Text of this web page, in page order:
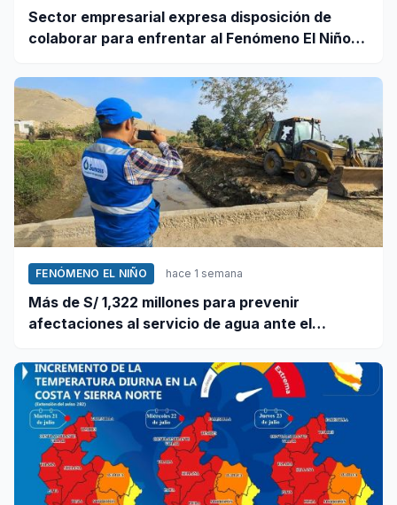
Sector empresarial expresa disposición de
colaborar para enfrentar al Fenómeno El Niño,
FENÓMENO EL NIÑO hace 1 semana
Más de S/ 1,322 millones para prevenir
afectaciones al servicio de agua ante el